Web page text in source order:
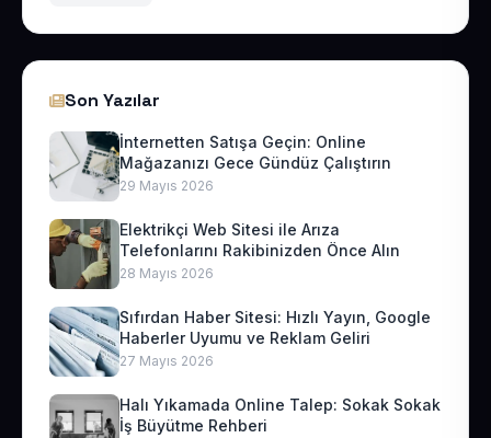
Son Yazılar
İnternetten Satışa Geçin: Online
Mağazanızı Gece Gündüz Çalıştırın
29 Mayıs 2026
Elektrikçi Web Sitesi ile Arıza
Telefonlarını Rakibinizden Önce Alın
28 Mayıs 2026
Sıfırdan Haber Sitesi: Hızlı Yayın, Google
Haberler Uyumu ve Reklam Geliri
27 Mayıs 2026
Halı Yıkamada Online Talep: Sokak Sokak
İş Büyütme Rehberi